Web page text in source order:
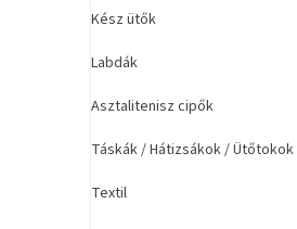
e
Kész ütők
Labdák
Asztalitenisz cipők
Táskák / Hátizsákok / Ütőtokok
Textil